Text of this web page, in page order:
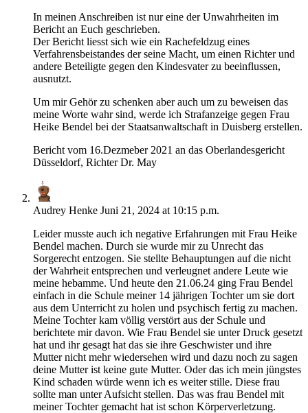
In meinen Anschreiben ist nur eine der Unwahrheiten im
Bericht an Euch geschrieben.
Der Bericht liesst sich wie ein Rachefeldzug eines
Verfahrensbeistandes der seine Macht, um einen Richter und
andere Beteiligte gegen den Kindesvater zu beeinflussen,
ausnutzt.
Um mir Gehör zu schenken aber auch um zu beweisen das
meine Worte wahr sind, werde ich Strafanzeige gegen Frau
Heike Bendel bei der Staatsanwaltschaft in Duisberg erstellen.
Bericht vom 16.Dezmeber 2021 an das Oberlandesgericht
Düsseldorf, Richter Dr. May
Audrey Henke Juni 21, 2024 at 10:15 p.m.
Leider musste auch ich negative Erfahrungen mit Frau Heike
Bendel machen. Durch sie wurde mir zu Unrecht das
Sorgerecht entzogen. Sie stellte Behauptungen auf die nicht
der Wahrheit entsprechen und verleugnet andere Leute wie
meine hebamme. Und heute den 21.06.24 ging Frau Bendel
einfach in die Schule meiner 14 jährigen Tochter um sie dort
aus dem Unterricht zu holen und psychisch fertig zu machen.
Meine Tochter kam völlig verstört aus der Schule und
berichtete mir davon. Wie Frau Bendel sie unter Druck gesetzt
hat und ihr gesagt hat das sie ihre Geschwister und ihre
Mutter nicht mehr wiedersehen wird und dazu noch zu sagen
deine Mutter ist keine gute Mutter. Oder das ich mein jüngstes
Kind schaden würde wenn ich es weiter stille. Diese frau
sollte man unter Aufsicht stellen. Das was frau Bendel mit
meiner Tochter gemacht hat ist schon Körperverletzung.